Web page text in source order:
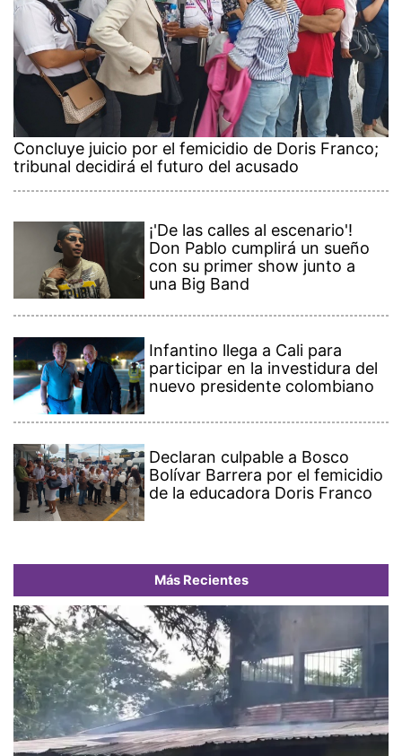
Concluye juicio por el femicidio de Doris Franco;
tribunal decidirá el futuro del acusado
¡'De las calles al escenario'!
Don Pablo cumplirá un sueño
con su primer show junto a
una Big Band
Infantino llega a Cali para
participar en la investidura del
nuevo presidente colombiano
Declaran culpable a Bosco
Bolívar Barrera por el femicidio
de la educadora Doris Franco
Más Recientes